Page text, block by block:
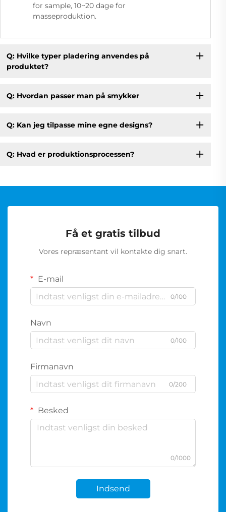
for sample, 10~20 dage for
masseproduktion.
Q: Hvilke typer pladering anvendes på
produktet?
Q: Hvordan passer man på smykker
Q: Kan jeg tilpasse mine egne designs?
Q: Hvad er produktionsprocessen?
Få et gratis tilbud
Vores repræsentant vil kontakte dig snart.
E-mail
0/100
Navn
0/100
Firmanavn
0/200
Besked
0/1000
Indsend